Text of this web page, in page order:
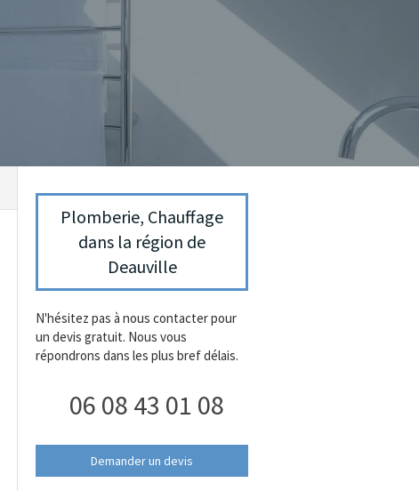
Plomberie, Chauffage
dans la région de
Deauville
N'hésitez pas à nous contacter pour
un devis gratuit. Nous vous
répondrons dans les plus bref délais.
06 08 43 01 08
Demander un devis